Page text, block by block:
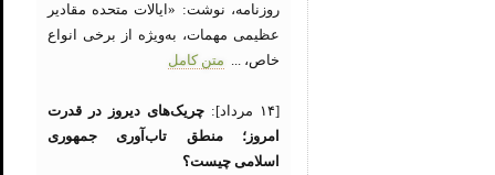
روزنامه، نوشت: «ایالات متحده مقادیر
عظیمی مهمات، به‌ویژه از برخی انواع
خاص، ... متن کامل
[۱۴ مرداد]:
چریک‌های دیروز در قدرت
امروز؛ منطق تاب‌آوری جمهوری
اسلامی چیست؟